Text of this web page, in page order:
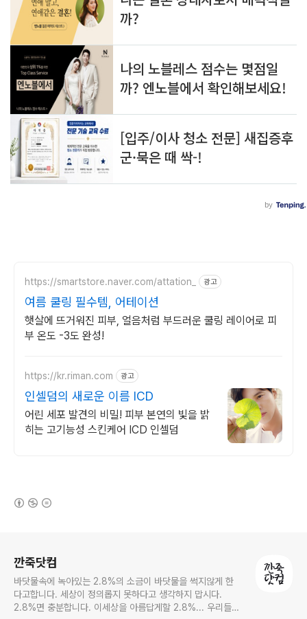
https://smartstore.naver.com/attation_ 광고
여름 쿨링 필수템, 어테이션
햇살에 뜨거워진 피부, 얼음처럼 부드러운 쿨링 레이어로 피
부 온도 -3도 완성!
https://kr.riman.com 광고
인셀덤의 새로운 이름 ICD
어린 세포 발견의 비밀! 피부 본연의 빛을 밝
히는 고기능성 스킨케어 ICD 인셀덤
깐죽닷컴
바닷물속에 녹아있는 2.8%의 소금이 바닷물을 썩지않게 한
다고합니다. 세상이 정의롭지 못하다고 생각하지 맙시다.
2.8%면 충분합니다. 이세상을 아름답게할 2.8%... 우리들의